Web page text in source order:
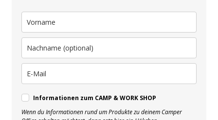
Informationen zum CAMP & WORK SHOP
Wenn du Informationen rund um Produkte zu deinem Camper